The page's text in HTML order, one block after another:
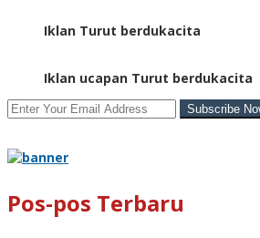
Iklan Turut berdukacita
Iklan ucapan Turut berdukacita
Pos-pos Terbaru